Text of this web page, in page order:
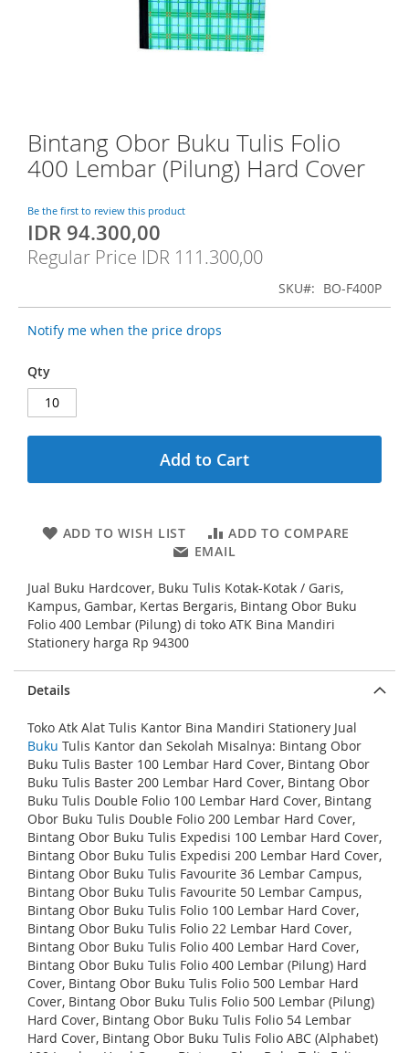
Bintang Obor Buku Tulis Folio
400 Lembar (Pilung) Hard Cover
Be the first to review this product
S
p
e
i
l
r
i
c
IDR 94.300,00
Regular Price IDR 111.300,00
SKU BO-F400P
Notify me when the price drops
Qty
Add to Cart
ADD TO WISH LIST
ADD TO COMPARE
EMAIL
Jual Buku Hardcover, Buku Tulis Kotak-Kotak / Garis,
Kampus, Gambar, Kertas Bergaris, Bintang Obor Buku
Folio 400 Lembar (Pilung) di toko ATK Bina Mandiri
Stationery harga Rp 94300
g
e
g
a
l
y
S
k
i
t
o
t
h
g
n
n
f
a
g
e
s
g
a
l
e
r
y
Details
Toko Atk Alat Tulis Kantor Bina Mandiri Stationery Jual
Buku Tulis Kantor dan Sekolah Misalnya: Bintang Obor
Buku Tulis Baster 100 Lembar Hard Cover, Bintang Obor
Buku Tulis Baster 200 Lembar Hard Cover, Bintang Obor
Buku Tulis Double Folio 100 Lembar Hard Cover, Bintang
Obor Buku Tulis Double Folio 200 Lembar Hard Cover,
Bintang Obor Buku Tulis Expedisi 100 Lembar Hard Cover,
Bintang Obor Buku Tulis Expedisi 200 Lembar Hard Cover,
Bintang Obor Buku Tulis Favourite 36 Lembar Campus,
Bintang Obor Buku Tulis Favourite 50 Lembar Campus,
Bintang Obor Buku Tulis Folio 100 Lembar Hard Cover,
Bintang Obor Buku Tulis Folio 22 Lembar Hard Cover,
Bintang Obor Buku Tulis Folio 400 Lembar Hard Cover,
Bintang Obor Buku Tulis Folio 400 Lembar (Pilung) Hard
Cover, Bintang Obor Buku Tulis Folio 500 Lembar Hard
Cover, Bintang Obor Buku Tulis Folio 500 Lembar (Pilung)
Hard Cover, Bintang Obor Buku Tulis Folio 54 Lembar
Hard Cover, Bintang Obor Buku Tulis Folio ABC (Alphabet)